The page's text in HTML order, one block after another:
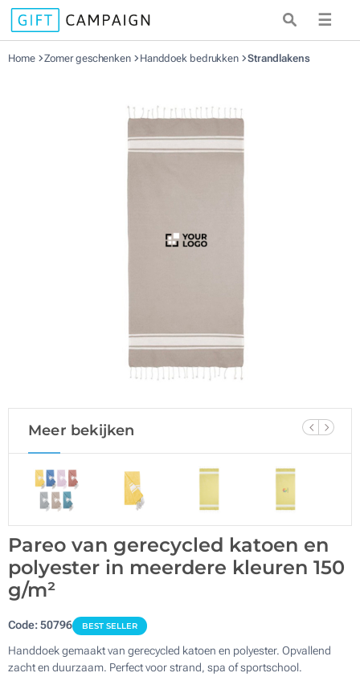
☰
Home Zomer geschenken Handdoek bedrukken Strandlakens
Meer bekijken
Pareo van gerecycled katoen en
polyester in meerdere kleuren 150
g/m²
Code:50796 BEST SELLER
Handdoek gemaakt van gerecycled katoen en polyester. Opvallend
zacht en duurzaam. Perfect voor strand, spa of sportschool.